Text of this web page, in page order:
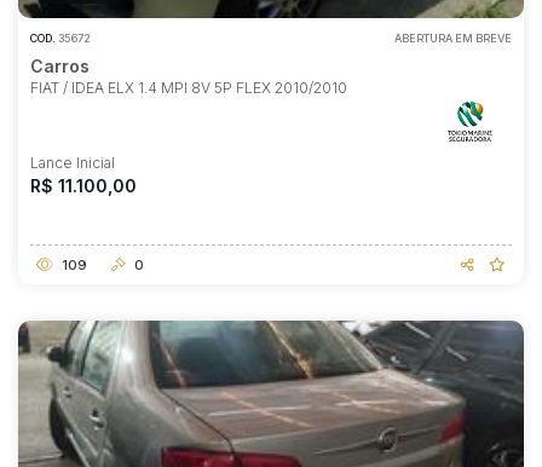
COD. 35672 ABERTURA EM BREVE
Carros
FIAT / IDEA ELX 1.4 MPI 8V 5P FLEX 2010/2010
Lance Inicial
R$ 11.100,00
109 0